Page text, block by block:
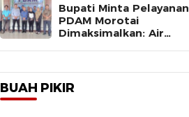
Bupati Minta Pelayanan
PDAM Morotai
Dimaksimalkan: Air
BUAH PIKIR